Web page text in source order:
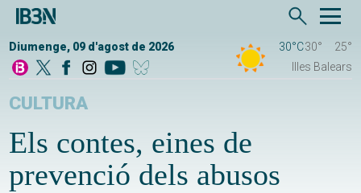
Diumenge, 09 d'agost de 2026 30°C30°
25°
Illes Balears
CULTURA
Els contes, eines de
prevenció dels abusos